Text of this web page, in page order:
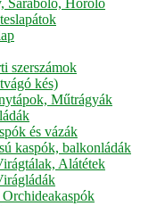
szerszámok
kés)
Műtrágyák
és vázák
kaspók, balkonládák
Alátétek